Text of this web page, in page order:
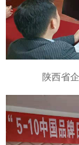
陕西省